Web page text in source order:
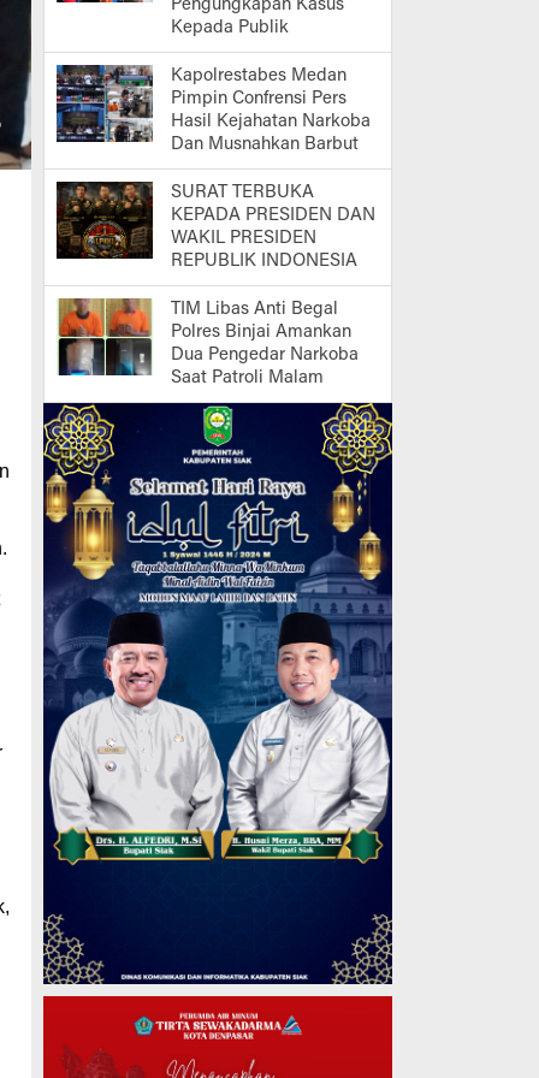
Pengungkapan Kasus
Kepada Publik
Kapolrestabes Medan
Pimpin Confrensi Pers
Hasil Kejahatan Narkoba
Dan Musnahkan Barbut
SURAT TERBUKA
KEPADA PRESIDEN DAN
WAKIL PRESIDEN
REPUBLIK INDONESIA
TIM Libas Anti Begal
Polres Binjai Amankan
Dua Pengedar Narkoba
Saat Patroli Malam